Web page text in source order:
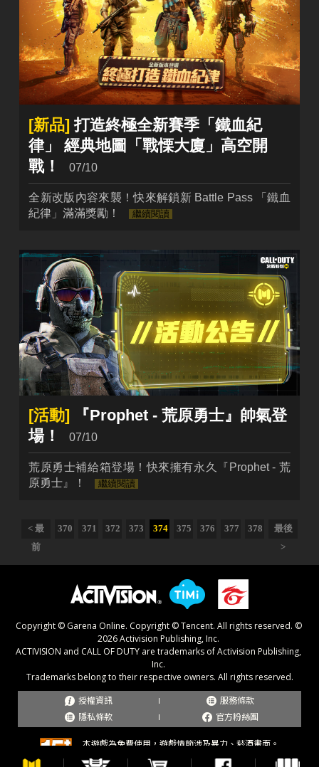
[新品] 打造終極全新賽季「鐵血紀
律」 經典地圖「戰慄大廈」高空開
戰！
07/10
全新改版內容來襲！快來解鎖新 Battle Pass 「鐵血
紀律」滿滿獎勵！
繼續閱讀
[活動]
『Prophet - 荒原勇士』帥氣登
場！
07/10
荒原勇士補給箱登場！快來擁有永久『Prophet - 荒
原勇士』！
繼續閱讀
< 最
前
370 371 372 373 374 375 376 377 378
最後
>
授權資訊
服務條款
隱私條款
官方粉絲團